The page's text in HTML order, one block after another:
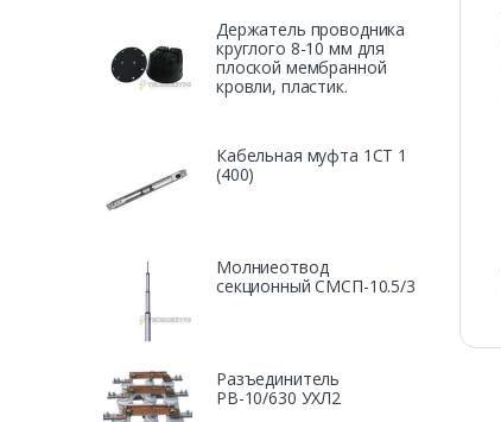
Держатель проводника
круглого 8-10 мм для
плоской мембранной
кровли, пластик.
Кабельная муфта 1СТ 1
(400)
Молниеотвод
секционный СМСП-10.5/3
Разъединитель
РВ-10/630 УХЛ2